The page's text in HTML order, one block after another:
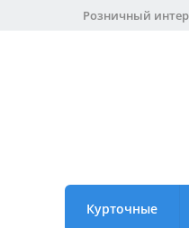
Розничный
Курточные